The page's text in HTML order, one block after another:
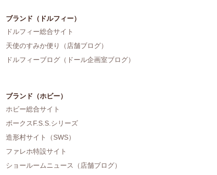
ブランド（ドルフィー）
ドルフィー総合サイト
天使のすみか便り（店舗ブログ）
ドルフィーブログ（ドール企画室ブログ）
ブランド（ホビー）
ホビー総合サイト
ボークスF.S.S.シリーズ
造形村サイト（SWS）
ファレホ特設サイト
ショールームニュース（店舗ブログ）